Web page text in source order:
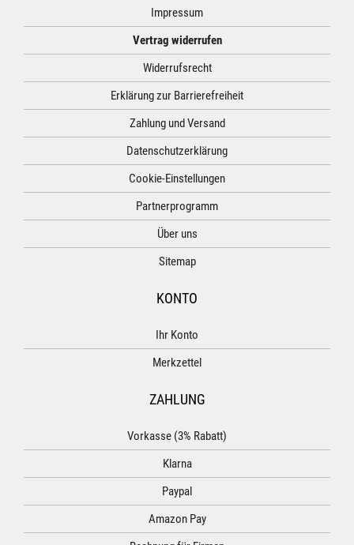
Impressum
Vertrag widerrufen
Widerrufsrecht
Erklärung zur Barrierefreiheit
Zahlung und Versand
Datenschutzerklärung
Cookie-Einstellungen
Partnerprogramm
Über uns
Sitemap
KONTO
Ihr Konto
Merkzettel
ZAHLUNG
Vorkasse (3% Rabatt)
Klarna
Paypal
Amazon Pay